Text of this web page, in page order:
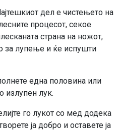
дел е чистењето на
процесот, секое
страна на ножот,
за лупење и ќе испушти
една половина или
излупен лук.
го лукот со мед додека
ја добро и оставете ја